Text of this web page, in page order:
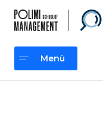
contenuto
Menù